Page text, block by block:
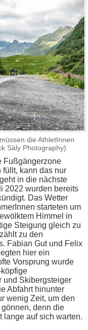
die AthletInnen
Säly Photography)
Fußgängerzone
füllt, kann das nur
in die nächste
2022 wurden bereits
Das Wetter
starteten um
Himmel in
Steigung gleich zu
zu den
Fabian Gut und Felix
hier ein
Vorsprung wurde
und Skibergsteiger
Abfahrt hinunter
wenig Zeit, um den
denn die
lange auf sich warten.